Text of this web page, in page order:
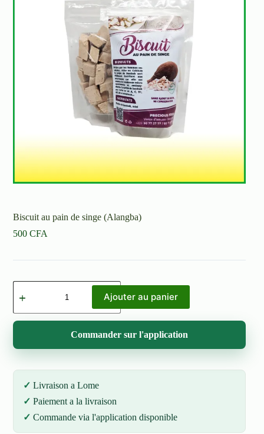
Biscuit au pain de singe (Alangba)
500CFA
quantité
de
au
pain
singe
Ajouter au panier
Commander sur l'application
Livraison a Lome
Paiement a la livraison
Commande via l'application disponible